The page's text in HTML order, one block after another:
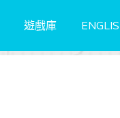
遊戲庫